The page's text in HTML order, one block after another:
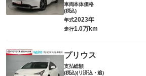
車両本体価格
(税込)
年式2023年
走行1.0万km
プリウス
支払総額
(税込)(リ済込・追)